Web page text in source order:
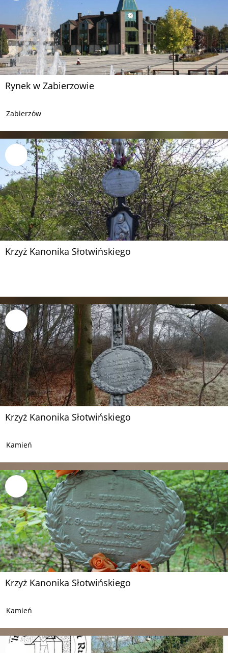
Rynek w Zabierzowie
Zabierzów
Krzyż Kanonika Słotwińskiego
Krzyż Kanonika Słotwińskiego
Kamień
Krzyż Kanonika Słotwińskiego
Kamień